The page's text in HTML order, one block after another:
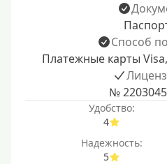
Способ
Платежные карты
№
Удобство:
4
Надежность:
5